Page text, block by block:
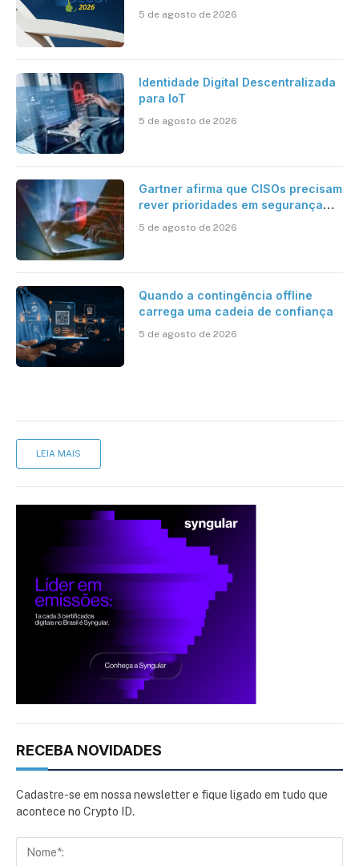
5 de agosto de 2026
Identidade Digital Descentralizada
para IoT
5 de agosto de 2026
Gartner afirma que CISOs precisam
rever prioridades em segurança
desafios impostos pela Inteligência
5 de agosto de 2026
Quando a contingência offline
carrega uma cadeia de confiança
5 de agosto de 2026
LEIA MAIS
RECEBA NOVIDADES
Cadastre-se em nossa newsletter e fique ligado em tudo que
acontece no Crypto ID.